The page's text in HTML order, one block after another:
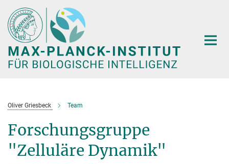
Hauptinhalt
Oliver Griesbeck Team
Forschungsgruppe
"Zelluläre Dynamik"